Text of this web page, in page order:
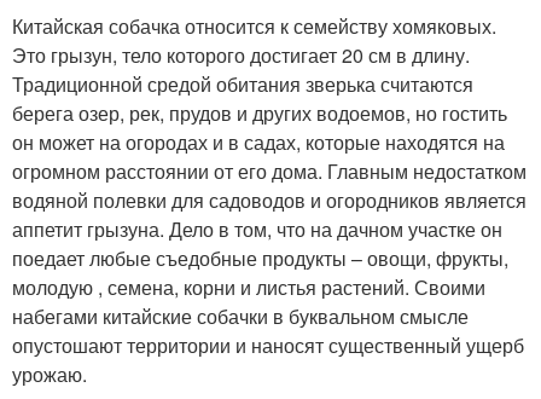
Китайская собачка относится к семейству хомяковых.
Это грызун, тело которого достигает 20 см в длину.
Традиционной средой обитания зверька считаются
берега озер, рек, прудов и других водоемов, но гостить
он может на огородах и в садах, которые находятся на
огромном расстоянии от его дома. Главным недостатком
водяной полевки для садоводов и огородников является
аппетит грызуна. Дело в том, что на дачном участке он
поедает любые съедобные продукты – овощи, фрукты,
молодую , семена, корни и листья растений. Своими
набегами китайские собачки в буквальном смысле
опустошают территории и наносят существенный ущерб
урожаю.